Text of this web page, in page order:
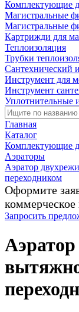
Комплектующие
Магистральные
Магистральные
Картрижди для
Теплоизоляция
Трубки
Сантехнический
Инструмент для
Инструмент
Уплотнительные
Главная
Каталог
Комплектующие
Аэраторы
Аэратор
переходником
Оформите
Запросить